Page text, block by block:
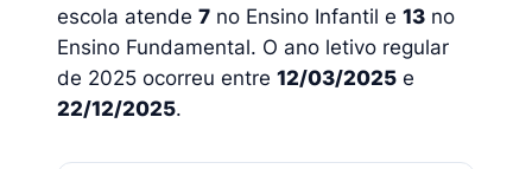
escola atende 7 no Ensino Infantil e 13 no
Ensino Fundamental. O ano letivo regular
de 2025 ocorreu entre 12/03/2025 e
22/12/2025.